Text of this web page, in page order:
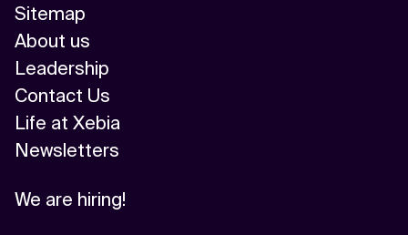
Sitemap
About us
Leadership
Contact Us
Life at Xebia
Newsletters
We are hiring!